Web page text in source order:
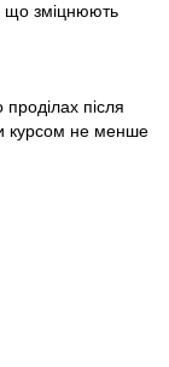
що зміцнюють
після
курсом не менше